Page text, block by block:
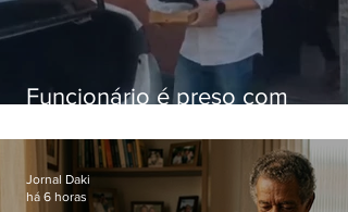
Funcionário é preso com
Hospital do Andaraí
Jornal Daki
há 6 horas